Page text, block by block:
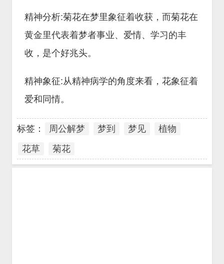
精神分析:菊花在梦里象征着收获，而菊花在
黄金里代表着梦者事业、爱情、学习的丰
收，是个好兆头。
精神象征:从精神病学的角度来看，花象征着
爱和同情。
标签： 周公解梦 梦到 梦见
植物
花草
菊花